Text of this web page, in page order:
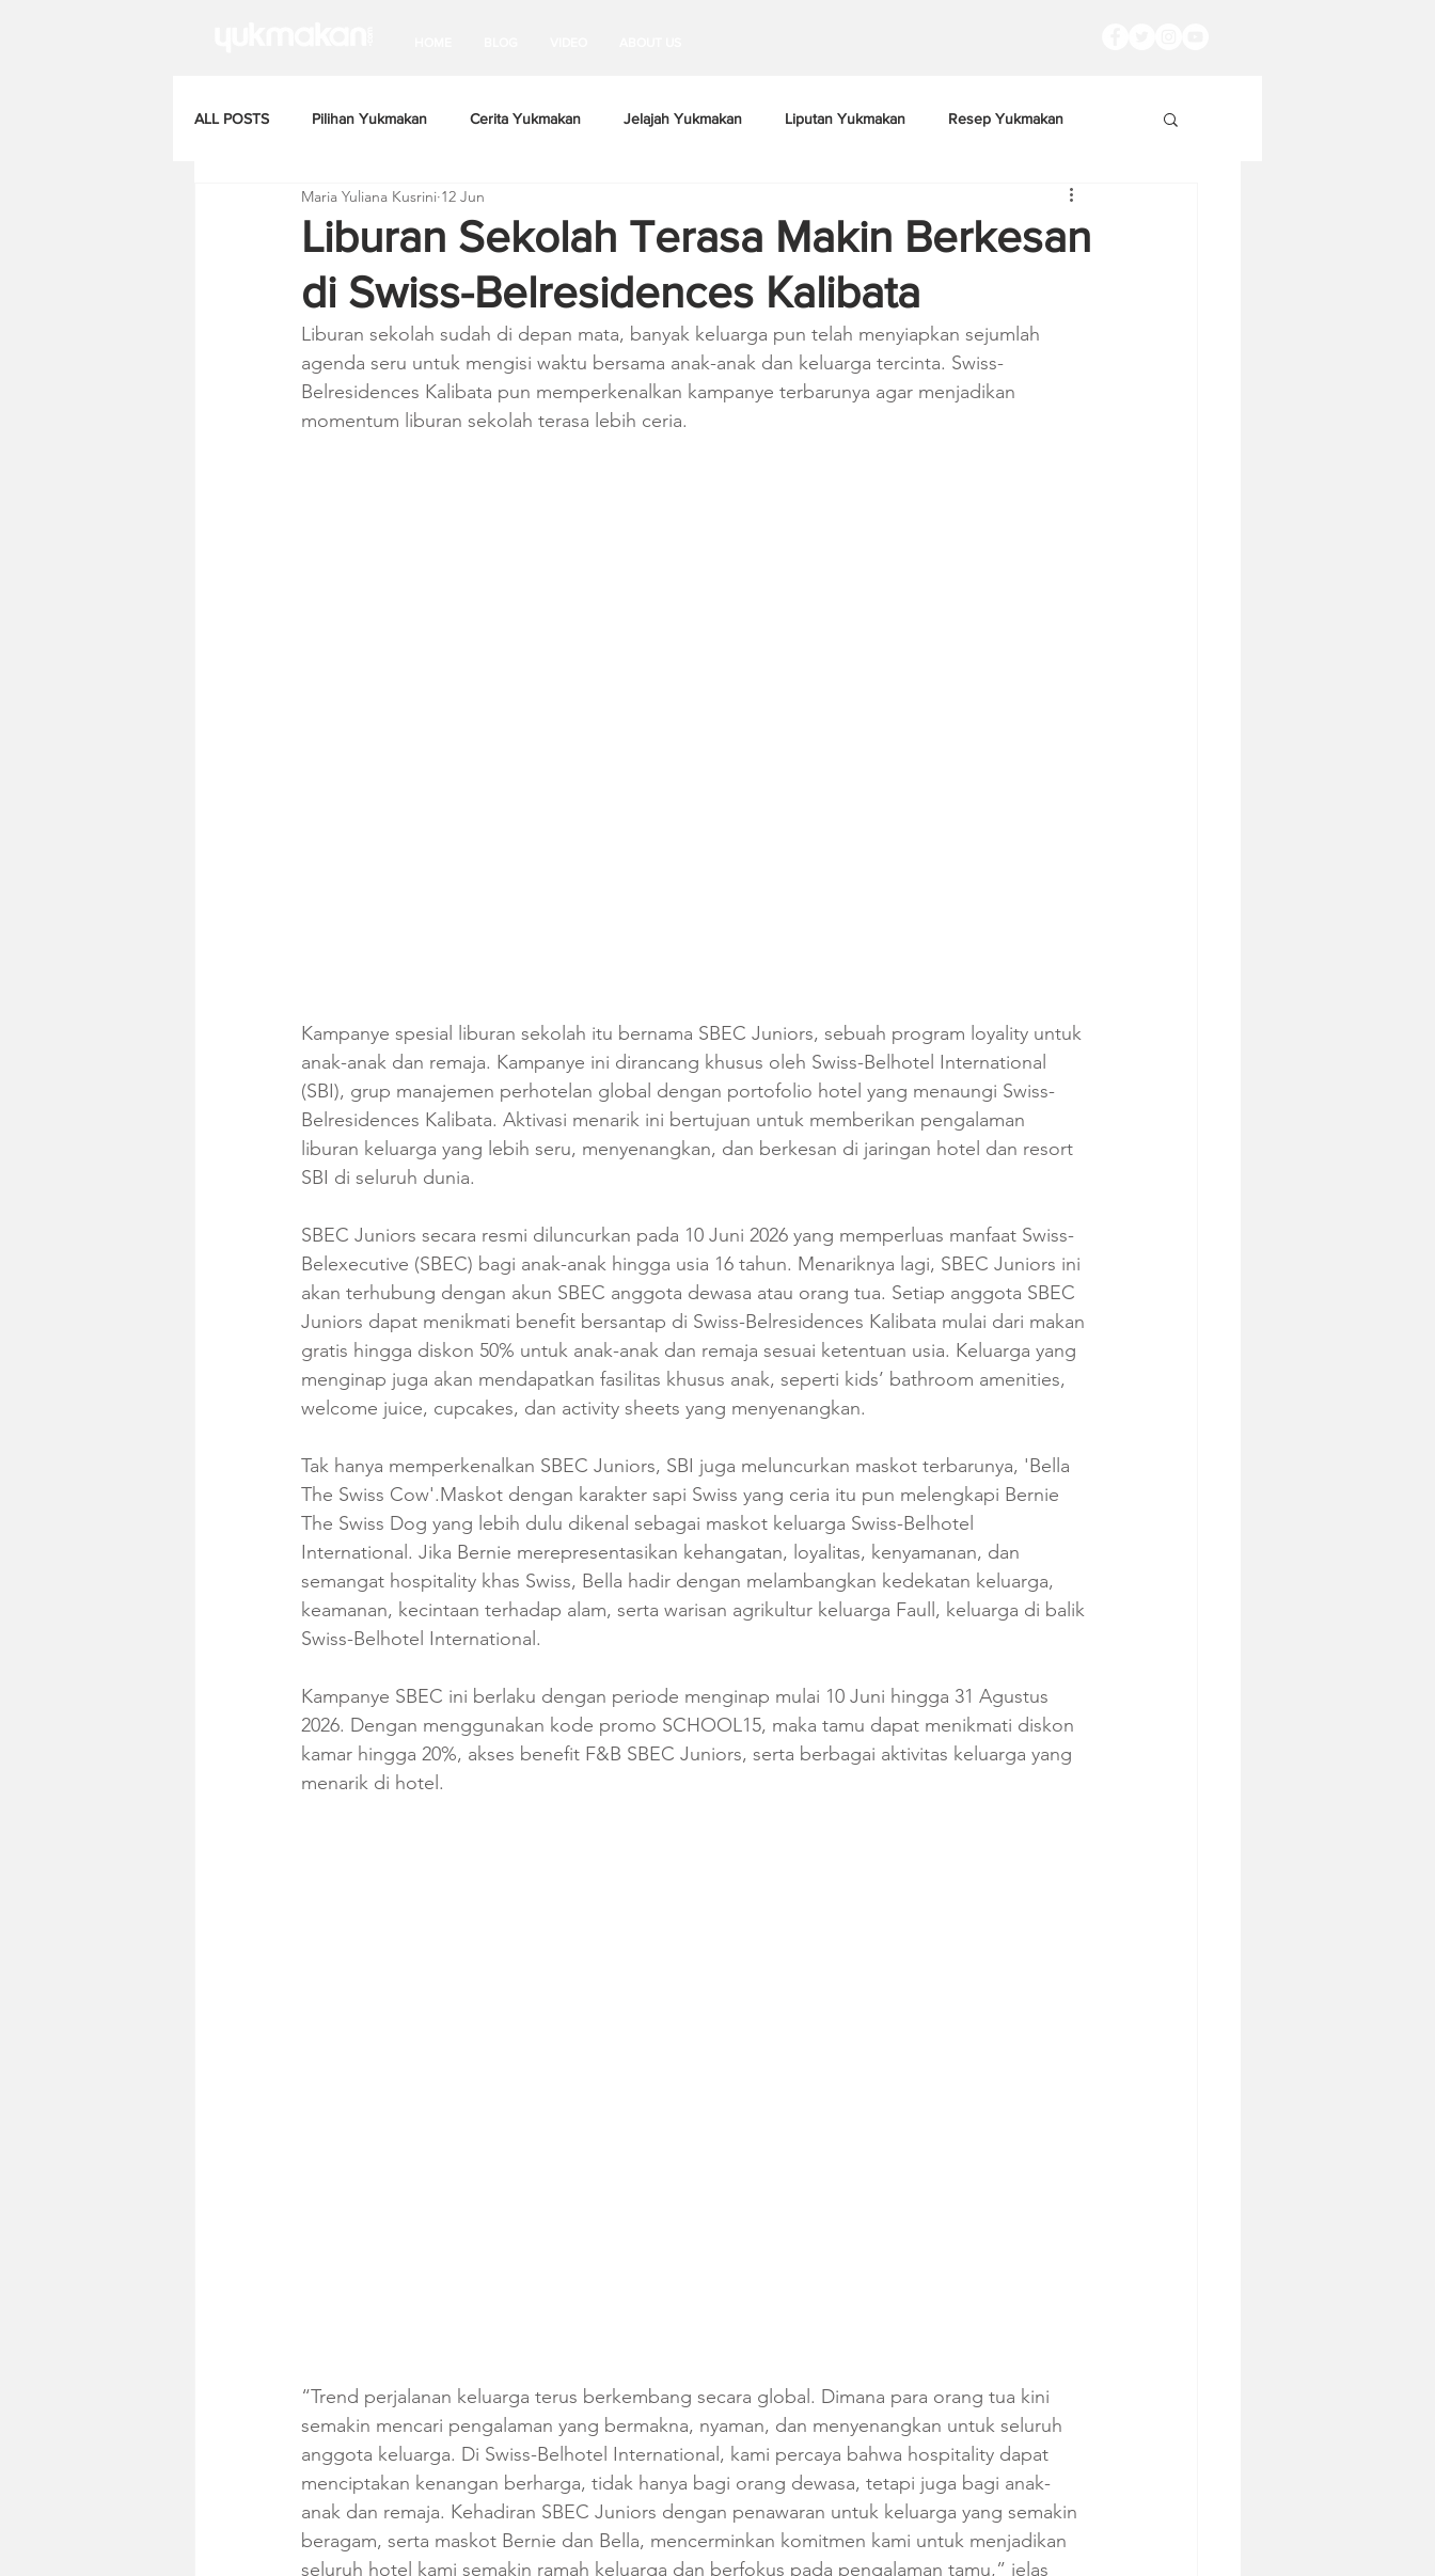
ALL POSTS Pilihan Yukmakan Cerita Yukmakan Jelajah Yukmakan Liputan Yukmakan Resep Yukmakan
Liburan Sekolah Terasa Makin Berkesan
di Swiss-Belresidences Kalibata
Maria Yuliana Kusrini 12 Jun
Liburan sekolah sudah di depan mata, banyak keluarga pun telah menyiapkan sejumlah
agenda seru untuk mengisi waktu bersama anak-anak dan keluarga tercinta. Swiss-
Belresidences Kalibata pun memperkenalkan kampanye terbarunya agar menjadikan
momentum liburan sekolah terasa lebih ceria.
Kampanye spesial liburan sekolah itu bernama SBEC Juniors, sebuah program loyality untuk
anak-anak dan remaja. Kampanye ini dirancang khusus oleh Swiss-Belhotel International
(SBI), grup manajemen perhotelan global dengan portofolio hotel yang menaungi Swiss-
Belresidences Kalibata. Aktivasi menarik ini bertujuan untuk memberikan pengalaman
liburan keluarga yang lebih seru, menyenangkan, dan berkesan di jaringan hotel dan resort
SBI di seluruh dunia.
SBEC Juniors secara resmi diluncurkan pada 10 Juni 2026 yang memperluas manfaat Swiss-
Belexecutive (SBEC) bagi anak-anak hingga usia 16 tahun. Menariknya lagi, SBEC Juniors ini
akan terhubung dengan akun SBEC anggota dewasa atau orang tua. Setiap anggota SBEC
Juniors dapat menikmati benefit bersantap di Swiss-Belresidences Kalibata mulai dari makan
gratis hingga diskon 50% untuk anak-anak dan remaja sesuai ketentuan usia. Keluarga yang
menginap juga akan mendapatkan fasilitas khusus anak, seperti kids’ bathroom amenities,
welcome juice, cupcakes, dan activity sheets yang menyenangkan.
Tak hanya memperkenalkan SBEC Juniors, SBI juga meluncurkan maskot terbarunya, 'Bella
The Swiss Cow'.Maskot dengan karakter sapi Swiss yang ceria itu pun melengkapi Bernie
The Swiss Dog yang lebih dulu dikenal sebagai maskot keluarga Swiss-Belhotel
International. Jika Bernie merepresentasikan kehangatan, loyalitas, kenyamanan, dan
semangat hospitality khas Swiss, Bella hadir dengan melambangkan kedekatan keluarga,
keamanan, kecintaan terhadap alam, serta warisan agrikultur keluarga Faull, keluarga di balik
Swiss-Belhotel International.
Kampanye SBEC ini berlaku dengan periode menginap mulai 10 Juni hingga 31 Agustus
2026. Dengan menggunakan kode promo SCHOOL15, maka tamu dapat menikmati diskon
kamar hingga 20%, akses benefit F&B SBEC Juniors, serta berbagai aktivitas keluarga yang
menarik di hotel.
“Trend perjalanan keluarga terus berkembang secara global. Dimana para orang tua kini
semakin mencari pengalaman yang bermakna, nyaman, dan menyenangkan untuk seluruh
anggota keluarga. Di Swiss-Belhotel International, kami percaya bahwa hospitality dapat
menciptakan kenangan berharga, tidak hanya bagi orang dewasa, tetapi juga bagi anak-
anak dan remaja. Kehadiran SBEC Juniors dengan penawaran untuk keluarga yang semakin
beragam, serta maskot Bernie dan Bella, mencerminkan komitmen kami untuk menjadikan
seluruh hotel kami semakin ramah keluarga dan berfokus pada pengalaman tamu,” jelas